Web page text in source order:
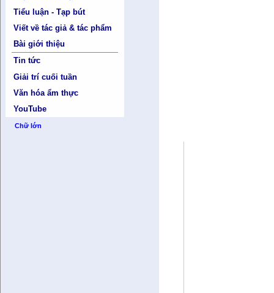
Tiểu luận - Tạp bút
Viết về tác giả & tác phẩm
Bài giới thiệu
Tin tức
Giải trí cuối tuần
Văn hóa ẩm thực
YouTube
Chữ lớn